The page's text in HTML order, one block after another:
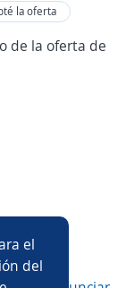
el
del
la oferta
de la oferta de